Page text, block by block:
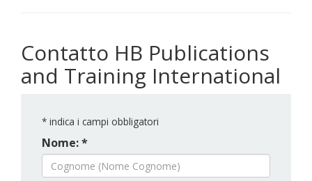
Contatto HB Publications
and Training International
* indica i campi obbligatori
Nome: *